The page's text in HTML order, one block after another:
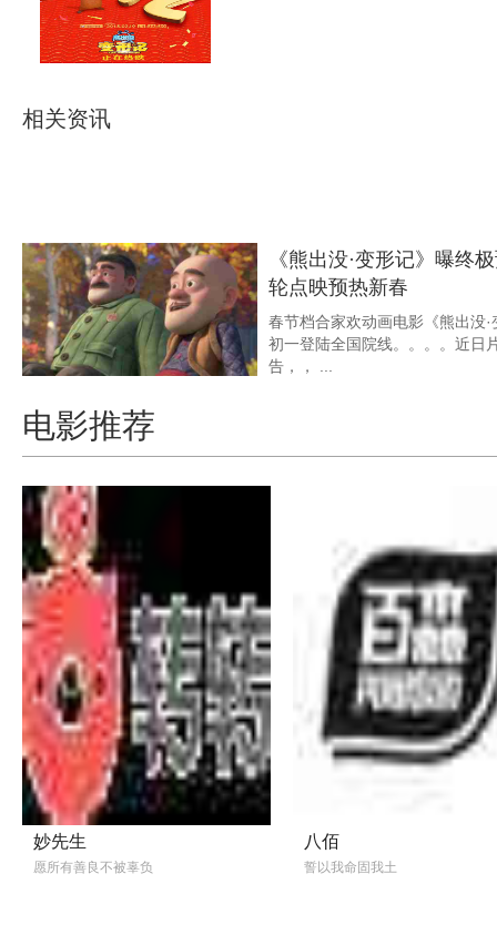
相关资讯
《熊出没·变形记》曝终极预告
轮点映预热新春
春节档合家欢动画电影《熊出没
初一登陆全国院线。。。。
告，， ...
电影推荐
妙先生
愿所有善良不被辜负
八佰
誓以我命固我土